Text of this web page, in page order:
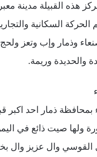
هذه القبيلة مدينة
الحركة السكانية
وذمار وإب وتعز
والحديدة وريمة.
بمحافظة ذمار احد اكبر
ولها صيت ذائع في
القوسي وال عزيز وال